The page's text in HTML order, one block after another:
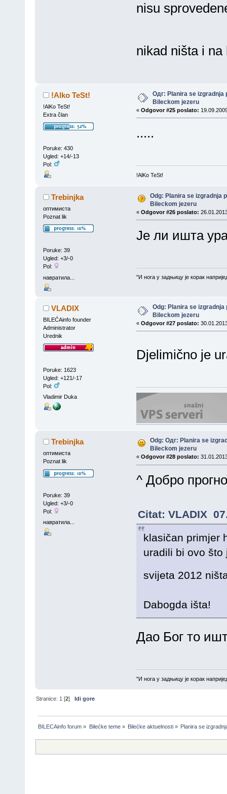
nisu
nikad ništa i
!Alko TeSt!
!AlKo TeSt!
Extra član
Poruke: 430
Ugled: +14/-13
Pol:
Одг: Planira se izgradnja
Bileckom jezeru
« Odgovor #25 poslato:
.....
!AlKo TeSt!
Trebinjka
оптимиста
Poznat lik
Poruke: 39
Ugled: +3/-0
Pol:
навратила...
Odg: Planira se izgradnja
Bileckom jezeru
« Odgovor #26 poslato:
Је ли ишта
''И нога у задњицу је корак
VLADIX
BILEĆAinfo founder
Administrator
Urednik
Poruke: 1623
Ugled: +121/-17
Pol:
Vladimir Duka
Odg: Planira se izgradnja
Bileckom jezeru
« Odgovor #27 poslato:
Djelimično je
Trebinjka
оптимиста
Poznat lik
Poruke: 39
Ugled: +3/-0
Pol:
навратила...
Odg: Одг: Planira se
Bileckom jezeru
« Odgovor #28 poslato:
^ Добро
Citat: VLADIX
klasičan primjer
uradili bi ovo što
svijeta 2012
Dabogda išta!
Дао Бог то
''И нога у задњицу је корак
Stranice: 1 [2]Idi gore
BILECAinfo forum » Bilećke teme» Bilećke aktuelnosti» Planira se